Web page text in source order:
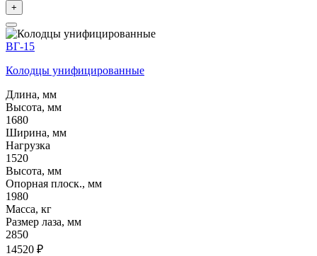
+
ВГ-15
Колодцы унифицированные
Длина, мм
Высота, мм
1680
Ширина, мм
Нагрузка
1520
Высота, мм
Опорная плоск., мм
1980
Масса, кг
Размер лаза, мм
2850
14520 ₽